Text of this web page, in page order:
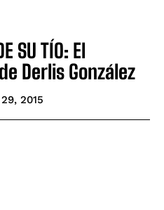
SU TÍO: El
Derlis González
2015